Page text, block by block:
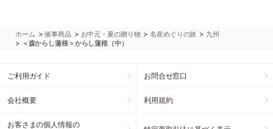
ホーム >催事商品 > お中元・夏の贈り物 >名産めぐりの旅 > 九州
> ＜森からし蓮根＞からし蓮根（中）
ご利用ガイド お問合せ窓口
会社概要 利用規約
お客さまの個人情報の